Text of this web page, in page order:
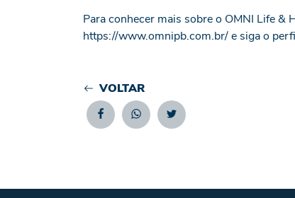
Para conhecer mais sobre o OMNI Life &
https://www.omnipb.com.br/e siga o
VOLTAR
FacebookWhatsappTwitter